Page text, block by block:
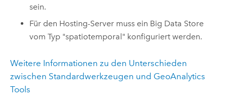
sein.
Für den Hosting-Server muss ein Big Data Store
vom Typ "spatiotemporal" konfiguriert werden.
Weitere Informationen zu den Unterschieden
zwischen Standardwerkzeugen und GeoAnalytics
Tools